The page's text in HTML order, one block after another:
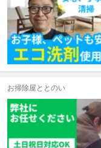
お掃除屋ととのい